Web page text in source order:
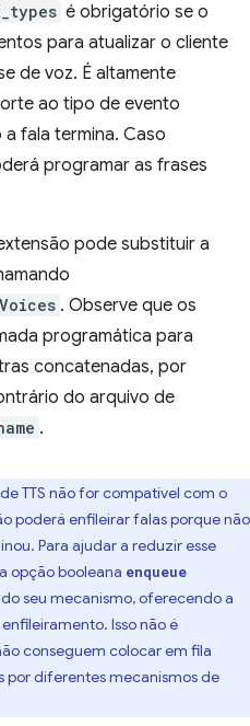
é obrigatório se o
para atualizar o cliente
de voz. É altamente
ao tipo de evento
fala termina. Caso
programar as frases
pode substituir a
. Observe que os
programática para
concatenadas, por
do arquivo de
.
TTS não for compatível com o
poderá enfileirar falas porque não
Para ajudar a reduzir esse
opção booleana enqueue
seu mecanismo, oferecendo a
Isso não é
conseguem colocar em fila
por diferentes mecanismos de